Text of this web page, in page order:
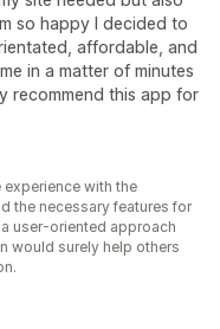
so happy I decided to
affordable, and
in a matter of minutes
recommend this app for
with the
the necessary features for
user-oriented approach
would surely help others